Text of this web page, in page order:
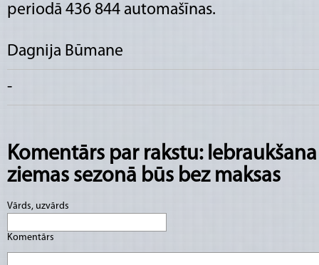
periodā 436 844 automašīnas.
Dagnija Būmane
-
Komentārs par rakstu:
ziemas sezonā būs bez maksas
Vārds, uzvārds
Komentārs